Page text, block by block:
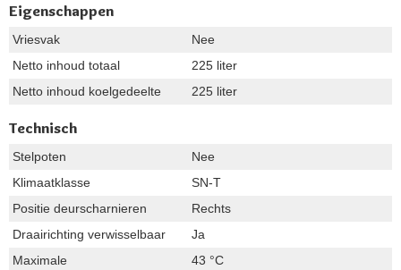
Eigenschappen
Vriesvak
Nee
Netto inhoud totaal
225 liter
Netto inhoud koelgedeelte
225 liter
Technisch
Stelpoten
Nee
Klimaatklasse
SN-T
Positie deurscharnieren
Rechts
Draairichting verwisselbaar
Ja
Maximale
43 °C